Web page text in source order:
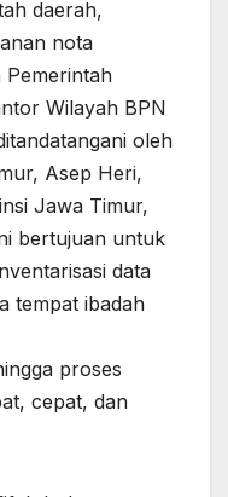
daerah,
nota
Pemerintah
Wilayah BPN
oleh
Asep Heri,
Jawa Timur,
bertujuan untuk
data
tempat ibadah
proses
cepat, dan